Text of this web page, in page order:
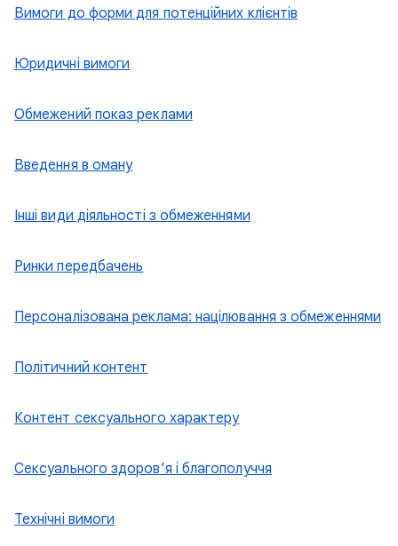
Вимоги до форми для потенційних клієнтів
Юридичні вимоги
Обмежений показ реклами
Введення в оману
Інші види діяльності з обмеженнями
Ринки передбачень
Персоналізована реклама: націлювання з обмеженнями
Політичний контент
Контент сексуального характеру
Cексуального здоров’я і благополуччя
Технічні вимоги